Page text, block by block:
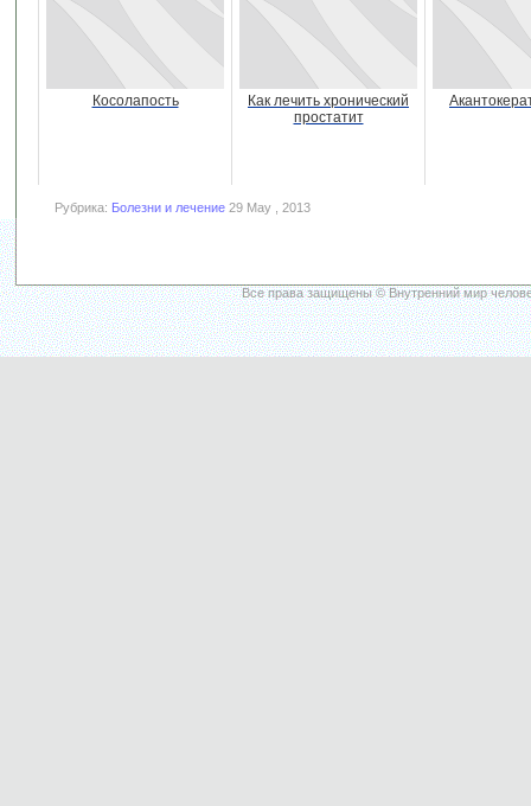
Косолапость
Как лечить хронический
простатит
Рубрика: Болезни и лечение 29 May , 2013
Все права защищены © Внутренний мир